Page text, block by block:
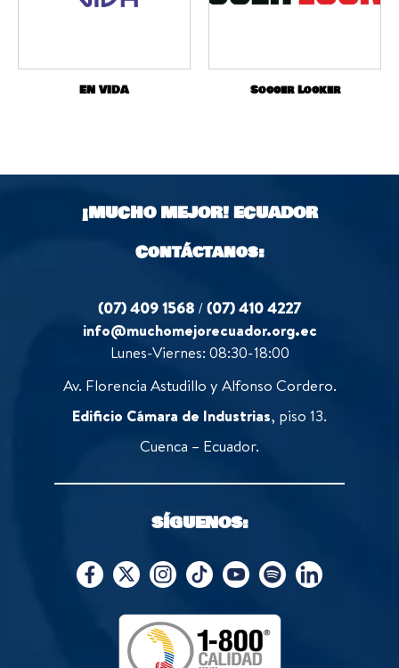
EN VIDA Soccer Locker
¡MUCHO MEJOR!ECUADOR
Contáctanos:
(07) 409 1568 /(07) 410 4227
info@muchomejorecuador.org.ec
Lunes-Viernes: 08:30-18:00
Av. Florencia Astudillo y Alfonso Cordero.
Edificio Cámara de Industrias, piso 13.
Cuenca – Ecuador.
SÍGUENOS: